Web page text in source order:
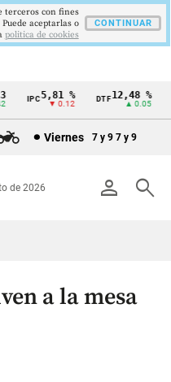
5,81 %
▼ 0.12
DTF12,48 %
▲ 0.05
Viernes 7 y 9 7 y 9
person search
de 2026
a la mesa
terceros con fines
aceptarlas o
politica de cookies
CONTINUAR